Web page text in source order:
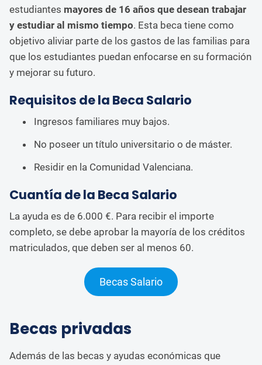
estudiantes mayores de 16 años que desean trabajar
y estudiar al mismo tiempo. Esta beca tiene como
objetivo aliviar parte de los gastos de las familias para
que los estudiantes puedan enfocarse en su formación
y mejorar su futuro.
Requisitos de la Beca Salario
Ingresos familiares muy bajos.
No poseer un título universitario o de máster.
Residir en la Comunidad Valenciana.
Cuantía de la Beca Salario
La ayuda es de 6.000 €. Para recibir el importe
completo, se debe aprobar la mayoría de los créditos
matriculados, que deben ser al menos 60.
Becas Salario
Becas privadas
Además de las becas y ayudas económicas que